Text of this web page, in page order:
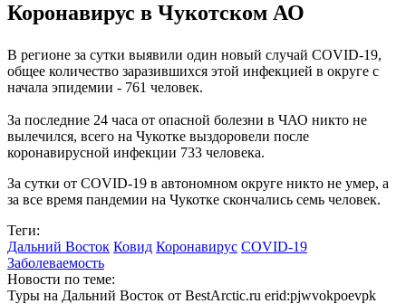
Коронавирус в Чукотском АО
В регионе за сутки выявили один новый случай COVID-19,
общее количество заразившихся этой инфекцией в округе с
начала эпидемии - 761 человек.
За последние 24 часа от опасной болезни в ЧАО никто не
вылечился, всего на Чукотке выздоровели после
коронавирусной инфекции 733 человека.
За сутки от COVID-19 в автономном округе никто не умер, а
за все время пандемии на Чукотке скончались семь человек.
Теги:
Дальний Восток Ковид Коронавирус COVID-19
Заболеваемость
Новости по теме:
Туры на Дальний Восток от BestArctic.ru erid:pjwvokpoevpk